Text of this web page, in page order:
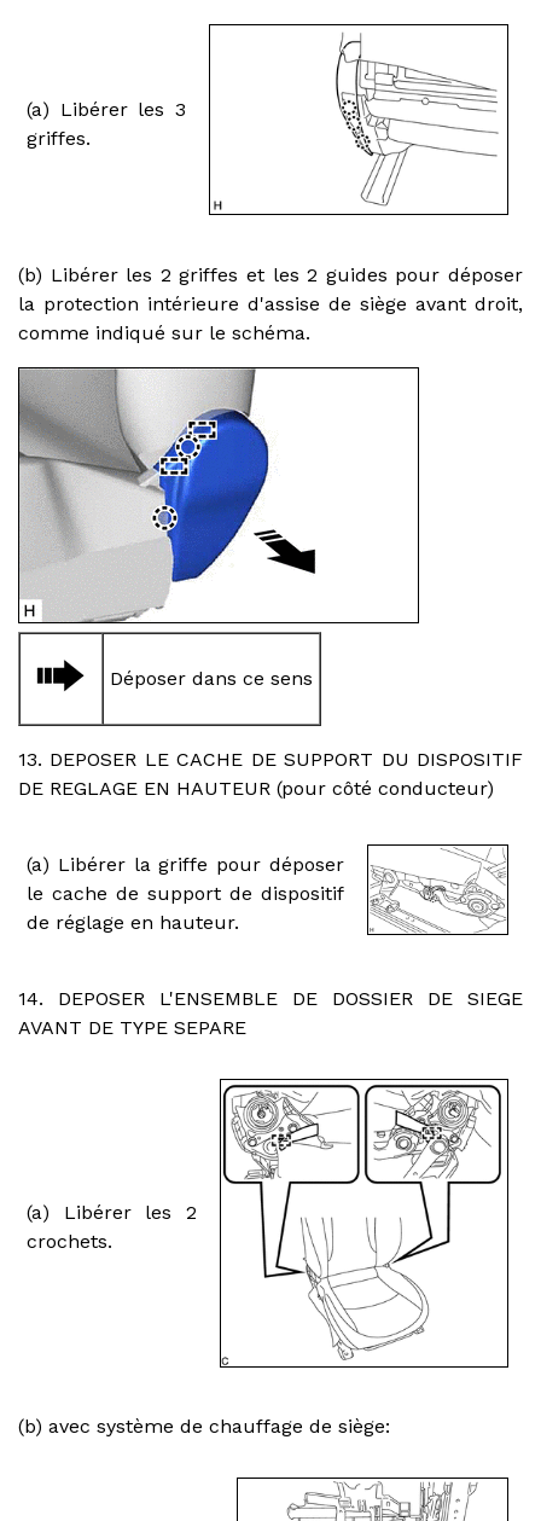
(a) Libérer les 3
griffes.
(b) Libérer les 2 griffes et les 2 guides pour déposer
la protection intérieure d'assise de siège avant droit,
comme indiqué sur le schéma.
Déposer dans ce sens
13. DEPOSER LE CACHE DE SUPPORT DU DISPOSITIF
DE REGLAGE EN HAUTEUR (pour côté conducteur)
(a) Libérer la griffe pour déposer
le cache de support de dispositif
de réglage en hauteur.
14. DEPOSER L'ENSEMBLE DE DOSSIER DE SIEGE
AVANT DE TYPE SEPARE
(a) Libérer les 2
crochets.
(b) avec système de chauffage de siège: